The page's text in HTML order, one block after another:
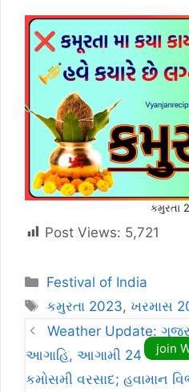
કમુરતા
Post Views: 5,721
Categories
Festival of India
Tags
કમુરતા 2023,ખરમાસ
Weather Update:
આગાહિ, આગામી 24
કમોસમી વરસાદ; હવામાન